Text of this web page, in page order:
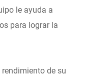
le ayuda a
para lograr la
de su